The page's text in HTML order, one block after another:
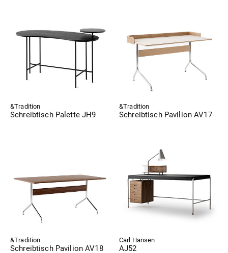
&Tradition
Schreibtisch Palette JH9
&Tradition
Schreibtisch Pavilion AV17
&Tradition
Schreibtisch Pavilion AV18
Carl Hansen
AJ52